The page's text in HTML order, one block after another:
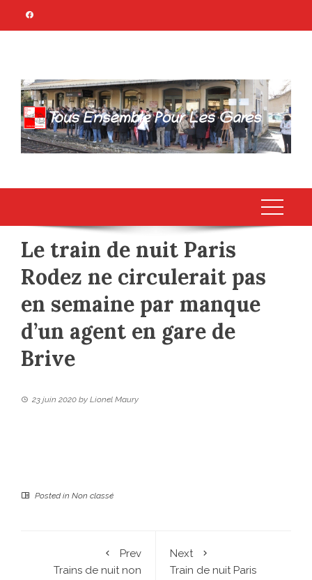
TOUS ENSEMBLE
POUR LES GARES
Association Citoyenne
Le train de nuit Paris
Rodez ne circulerait pas
en semaine par manque
d’un agent en gare de
Brive
23 juin 2020 by Lionel Maury
Posted in Non classé
Prev
Trains de nuit non
Next
Train de nuit Paris